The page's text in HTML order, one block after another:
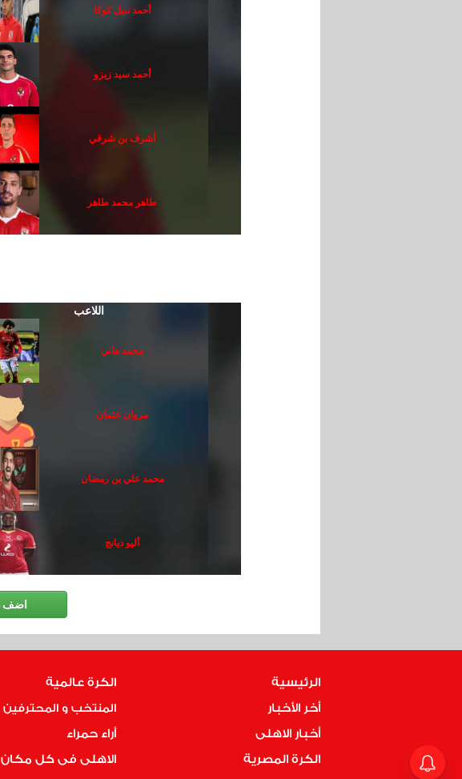
أحمد نبيل كوكا
أحمد سيد زيزو
أشرف بن شرقي
طاهر محمد طاهر
اللاعب
محمد هاني
مروان عثمان
محمد علي بن رمضان
أليو ديانج
الرئيسية
أخر الأخبار
أخبار الاهلى
الكرة المصرية
الكرة عالمية
المنتخب و المحترفين
أراء حمراء
الاهلى فى كل مكان